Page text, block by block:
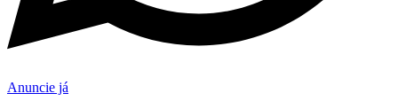
Anuncie já